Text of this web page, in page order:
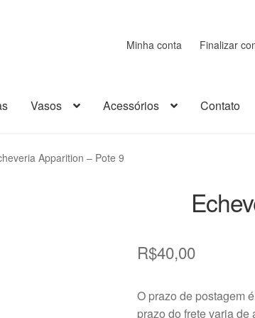
Minha conta Finalizar
Vasos Acessórios Contato
Cerâmica Chaveiro
SuculentasVasos
Apparition – Pote 9
R$40,00
O prazo de postagem
prazo do frete varia